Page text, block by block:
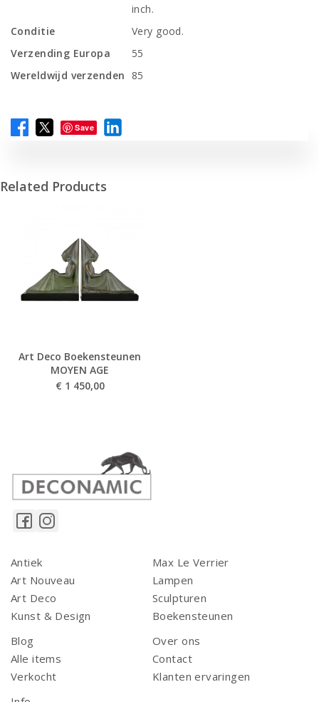
inch.
Conditie
Very good.
Verzending Europa
55
Wereldwijd verzenden
85
Save
Related Products
Art Deco Boekensteunen
MOYEN AGE
€ 1 450,00
Antiek
Art Nouveau
Art Deco
Kunst & Design
Max Le Verrier
Lampen
Sculpturen
Boekensteunen
Blog
Alle items
Verkocht
Over ons
Contact
Klanten ervaringen